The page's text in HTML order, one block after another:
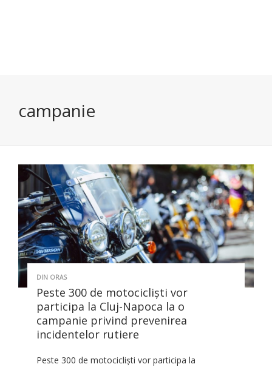
campanie
DIN ORAS
Peste 300 de motocicliști vor
participa la Cluj-Napoca la o
campanie privind prevenirea
incidentelor rutiere
Peste 300 de motocicliști vor participa la